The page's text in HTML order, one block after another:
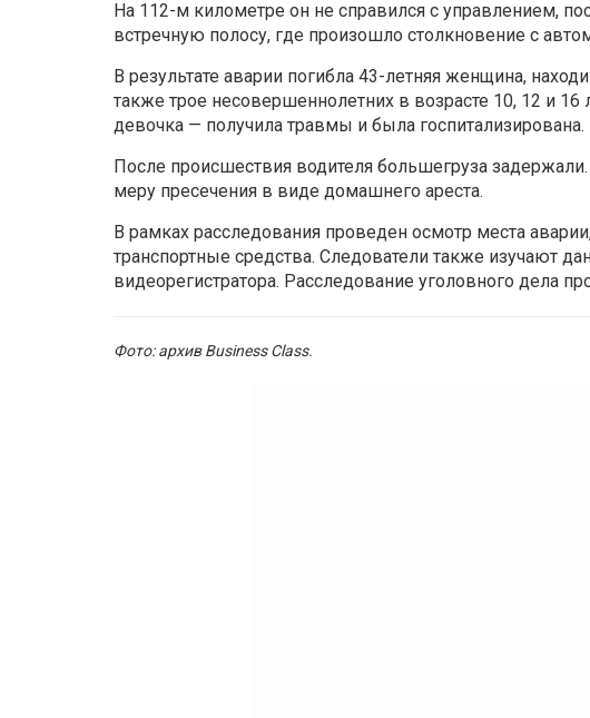
На 112-м километре он не справился с управлением,
встречную полосу, где произошло столкновение с
В результате аварии погибла 43-летняя женщина,
также трое несовершеннолетних в возрасте 10, 12 и
девочка — получила травмы и была госпитализирована.
После происшествия водителя большегруза
меру пресечения в виде домашнего ареста.
В рамках расследования проведен осмотр места
транспортные средства. Следователи также изучают
видеорегистратора. Расследование уголовного дела
Фото: архив Business Class.